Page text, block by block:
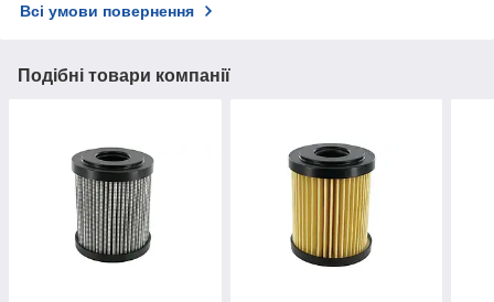
Всі умови повернення
Подібні товари компанії